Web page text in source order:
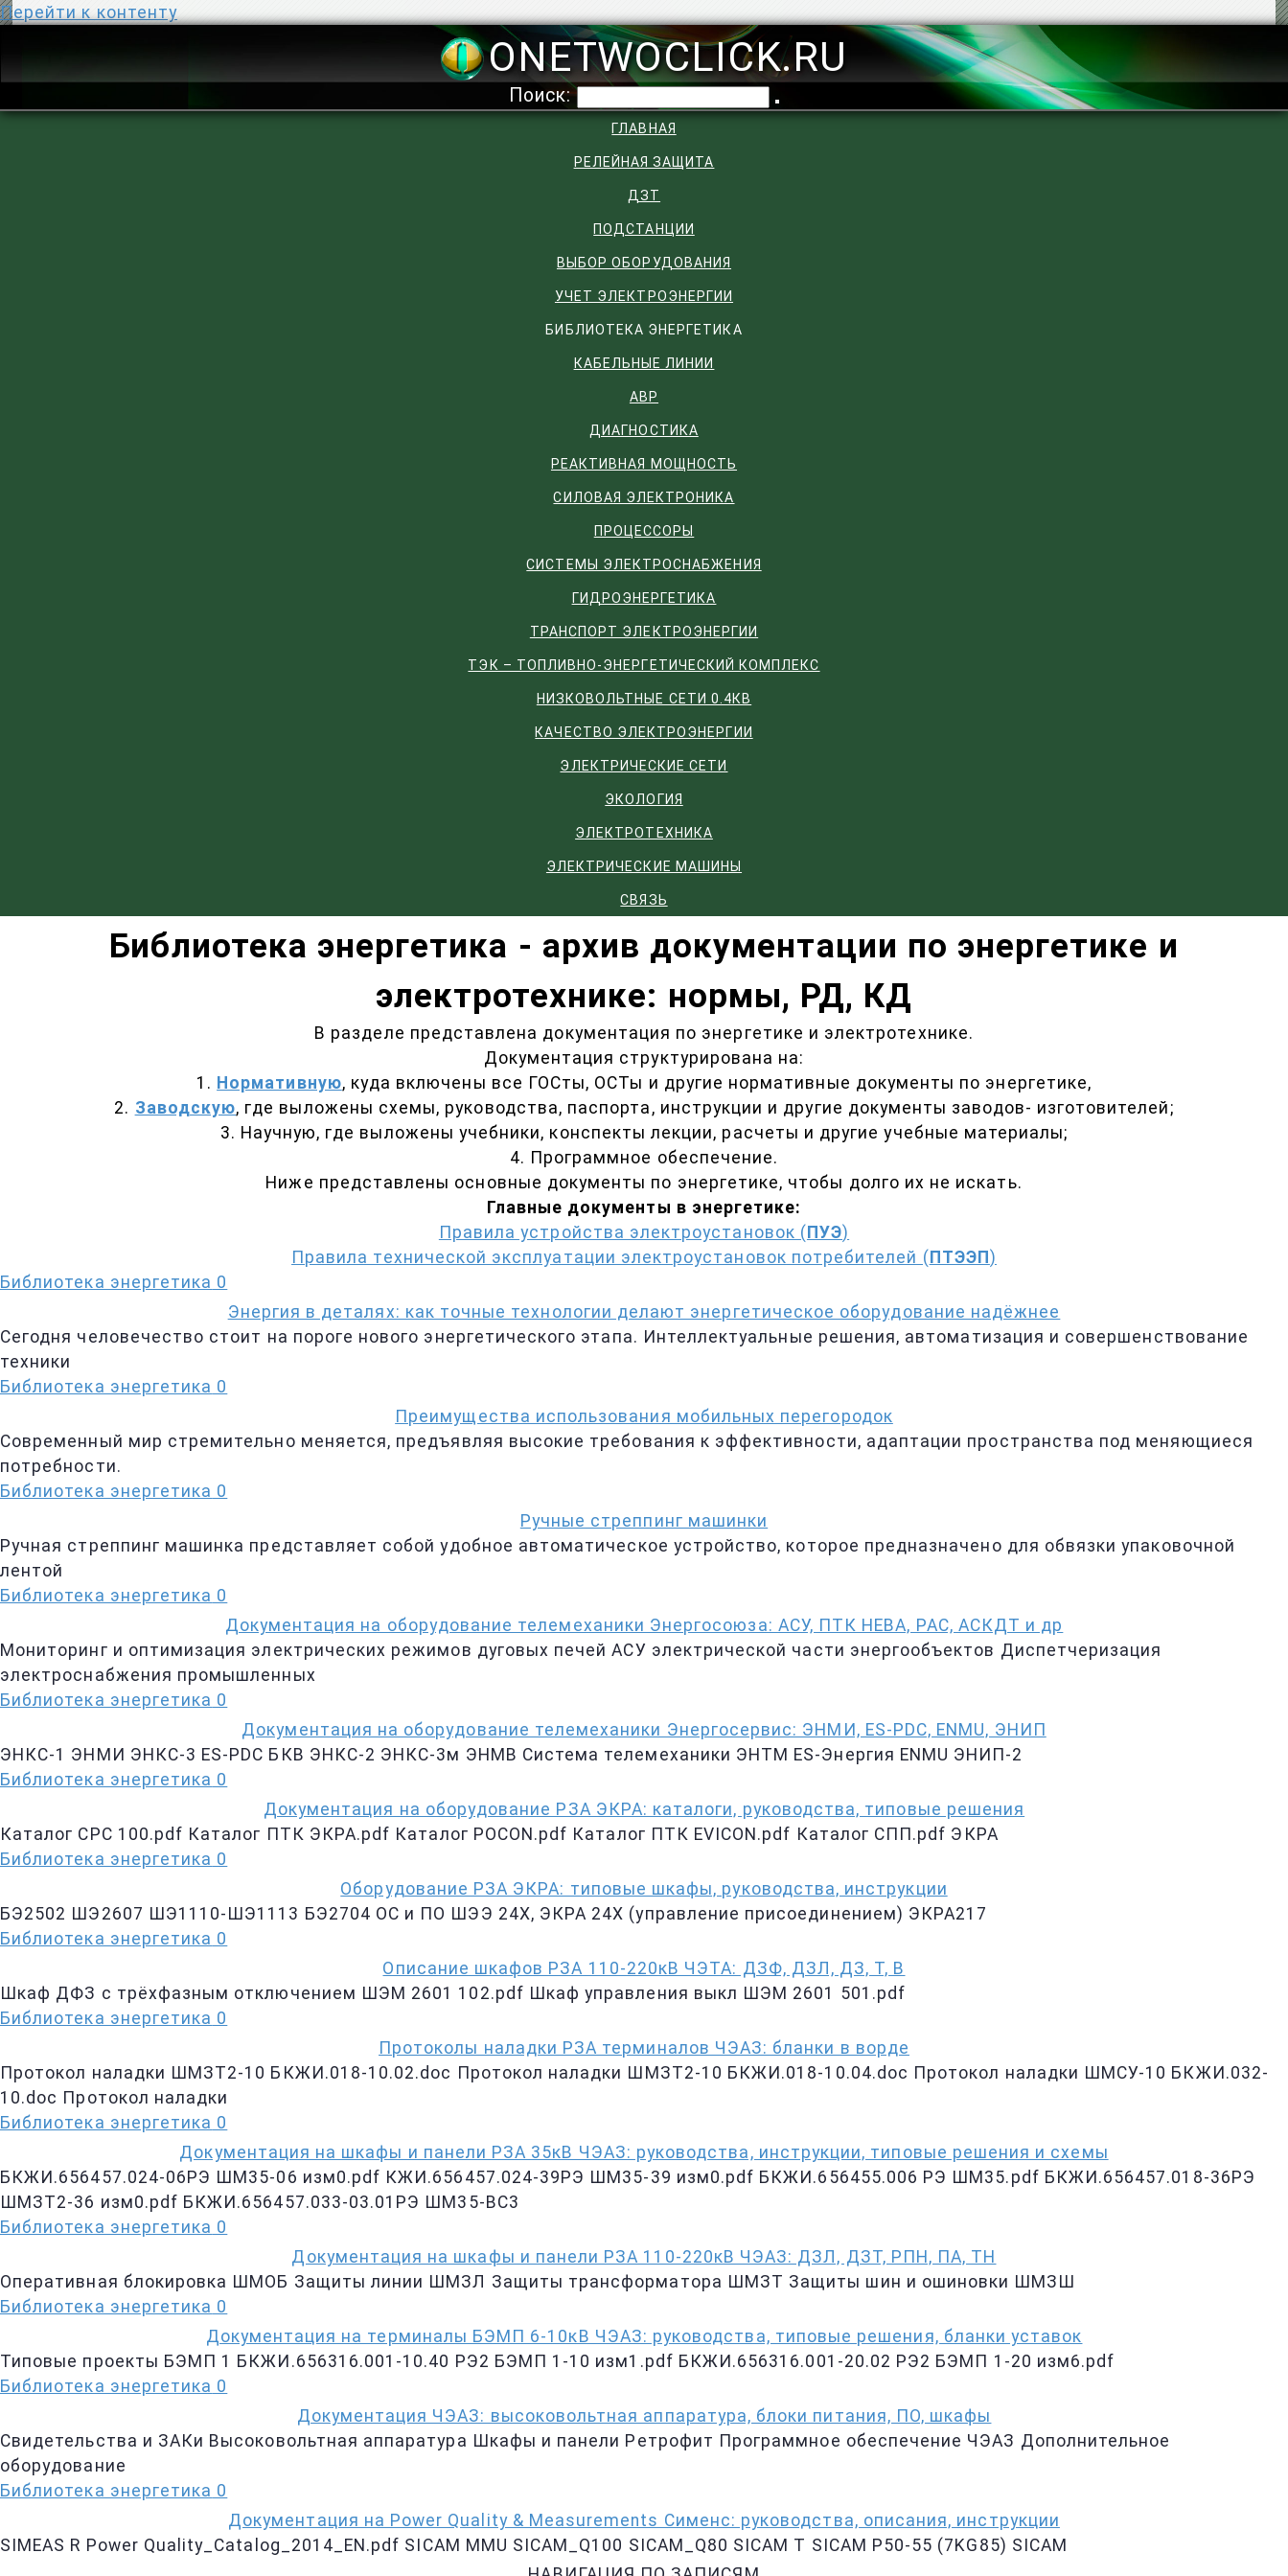
Перейти к контенту
ONETWOCLICK.RU
Поиск:
ГЛАВНАЯ
РЕЛЕЙНАЯ ЗАЩИТА
ДЗТ
ПОДСТАНЦИИ
ВЫБОР ОБОРУДОВАНИЯ
УЧЕТ ЭЛЕКТРОЭНЕРГИИ
БИБЛИОТЕКА ЭНЕРГЕТИКА
КАБЕЛЬНЫЕ ЛИНИИ
АВР
ДИАГНОСТИКА
РЕАКТИВНАЯ МОЩНОСТЬ
СИЛОВАЯ ЭЛЕКТРОНИКА
ПРОЦЕССОРЫ
СИСТЕМЫ ЭЛЕКТРОСНАБЖЕНИЯ
ГИДРОЭНЕРГЕТИКА
ТРАНСПОРТ ЭЛЕКТРОЭНЕРГИИ
ТЭК – ТОПЛИВНО-ЭНЕРГЕТИЧЕСКИЙ КОМПЛЕКС
НИЗКОВОЛЬТНЫЕ СЕТИ 0.4КВ
КАЧЕСТВО ЭЛЕКТРОЭНЕРГИИ
ЭЛЕКТРИЧЕСКИЕ СЕТИ
ЭКОЛОГИЯ
ЭЛЕКТРОТЕХНИКА
ЭЛЕКТРИЧЕСКИЕ МАШИНЫ
СВЯЗЬ
Библиотека энергетика - архив документации по энергетике и
электротехнике: нормы, РД, КД
В разделе представлена документация по энергетике и электротехнике.
Документация структурирована на:
1. Нормативную, куда включены все ГОСты, ОСТы и другие нормативные документы по энергетике,
2. Заводскую, где выложены схемы, руководства, паспорта, инструкции и другие документы заводов- изготовителей;
3. Научную, где выложены учебники, конспекты лекции, расчеты и другие учебные материалы;
4. Программное обеспечение.
Ниже представлены основные документы по энергетике, чтобы долго их не искать.
Главные документы в энергетике:
Правила устройства электроустановок ( ПУЭ)
Правила технической эксплуатации электроустановок потребителей ( ПТЭЭП )
Библиотека энергетика 0
Энергия в деталях: как точные технологии делают энергетическое оборудование надёжнее
Сегодня человечество стоит на пороге нового энергетического этапа. Интеллектуальные решения, автоматизация и совершенствование
техники
Библиотека энергетика 0
Преимущества использования мобильных перегородок
Современный мир стремительно меняется, предъявляя высокие требования к эффективности, адаптации пространства под меняющиеся
потребности.
Библиотека энергетика 0
Ручные стреппинг машинки
Ручная стреппинг машинка представляет собой удобное автоматическое устройство, которое предназначено для обвязки упаковочной
лентой
Библиотека энергетика 0
Документация на оборудование телемеханики Энергосоюза: АСУ, ПТК НЕВА, РАС, АСКДТ и др
Мониторинг и оптимизация электрических режимов дуговых печей АСУ электрической части энергообъектов Диспетчеризация
электроснабжения промышленных
Библиотека энергетика 0
Документация на оборудование телемеханики Энергосервис: ЭНМИ, ES-PDC, ENMU, ЭНИП
ЭНКС-1 ЭНМИ ЭНКС-3 ES-PDC БКВ ЭНКС-2 ЭНКС-3м ЭНМВ Система телемеханики ЭНТМ ES-Энергия ENMU ЭНИП-2
Библиотека энергетика 0
Документация на оборудование РЗА ЭКРА: каталоги, руководства, типовые решения
Каталог CPC 100.pdf Каталог ПТК ЭКРА.pdf Каталог POCON.pdf Каталог ПТК EVICON.pdf Каталог СПП.pdf ЭКРА
Библиотека энергетика 0
Оборудование РЗА ЭКРА: типовые шкафы, руководства, инструкции
БЭ2502 ШЭ2607 ШЭ1110-ШЭ1113 БЭ2704 ОС и ПО ШЭЭ 24Х, ЭКРА 24Х (управление присоединением) ЭКРА217
Библиотека энергетика 0
Описание шкафов РЗА 110-220кВ ЧЭТА: ДЗФ, ДЗЛ, ДЗ, Т, В
Шкаф ДФЗ с трёхфазным отключением ШЭМ 2601 102.pdf Шкаф управления выкл ШЭМ 2601 501.pdf
Библиотека энергетика 0
Протоколы наладки РЗА терминалов ЧЭАЗ: бланки в ворде
Протокол наладки ШМЗТ2-10 БКЖИ.018-10.02.doc Протокол наладки ШМЗТ2-10 БКЖИ.018-10.04.doc Протокол наладки ШМСУ-10 БКЖИ.032-
10.doc Протокол наладки
Библиотека энергетика 0
Документация на шкафы и панели РЗА 35кВ ЧЭАЗ: руководства, инструкции, типовые решения и схемы
БКЖИ.656457.024-06РЭ ШМ35-06 изм0.pdf КЖИ.656457.024-39РЭ ШМ35-39 изм0.pdf БКЖИ.656455.006 РЭ ШМ35.pdf БКЖИ.656457.018-36РЭ
ШМЗТ2-36 изм0.pdf БКЖИ.656457.033-03.01РЭ ШМ35-ВС3
Библиотека энергетика 0
Документация на шкафы и панели РЗА 110-220кВ ЧЭАЗ: ДЗЛ, ДЗТ, РПН, ПА, ТН
Оперативная блокировка ШМОБ Защиты линии ШМЗЛ Защиты трансформатора ШМЗТ Защиты шин и ошиновки ШМЗШ
Библиотека энергетика 0
Документация на терминалы БЭМП 6-10кВ ЧЭАЗ: руководства, типовые решения, бланки уставок
Типовые проекты БЭМП 1 БКЖИ.656316.001-10.40 РЭ2 БЭМП 1-10 изм1.pdf БКЖИ.656316.001-20.02 РЭ2 БЭМП 1-20 изм6.pdf
Библиотека энергетика 0
Документация ЧЭАЗ: высоковольтная аппаратура, блоки питания, ПО, шкафы
Свидетельства и ЗАКи Высоковольтная аппаратура Шкафы и панели Ретрофит Программное обеспечение ЧЭАЗ Дополнительное
оборудование
Библиотека энергетика 0
Документация на Рower Quality & Measurements Сименс: руководства, описания, инструкции
SIMEAS R Power Quality_Catalog_2014_EN.pdf SICAM MMU SICAM_Q100 SICAM_Q80 SICAM T SICAM P50-55 (7KG85) SICAM